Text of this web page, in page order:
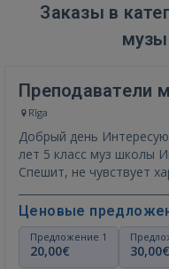
Заказы в
Преподаватели
Rīga
Добрый день Интересуют
лет 5 класс муз школы Играет хорошо, но не блестяще
Спешит, не чувствует
Ценовые
Предложение 1
20,00€ 30,00€